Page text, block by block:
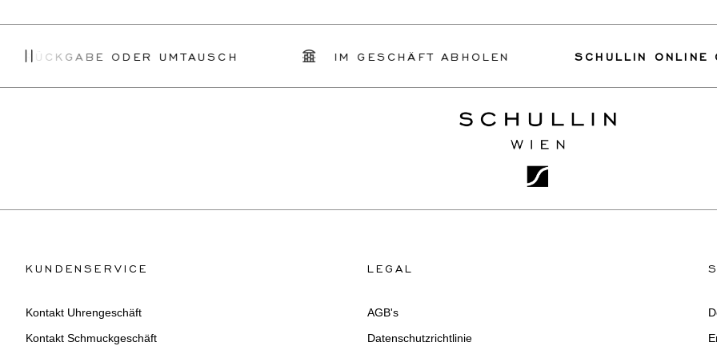
RÜCKGABE ODER UMTAUSCH IM GESCHÄFT ABHOLEN SCHULLIN ONLINE
KUNDENSERVICE
Kontakt Uhrengeschäft
Kontakt Schmuckgeschäft
LEGAL
AGB's
Datenschutzrichtlinie